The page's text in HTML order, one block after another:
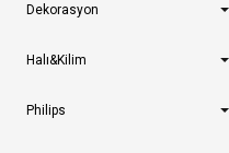
Dekorasyon
Halı&Kilim
Philips